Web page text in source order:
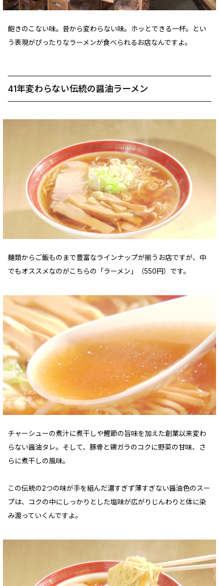
飽きのこない味。昔から変わらない味。ホッとできる一杯。とい
う表現がぴったりなラーメンが食べられるお店なんですよ。
41年変わらない伝統の醤油ラーメン
麺類からご飯ものまで豊富なラインナップが揃うお店ですが、中
でもオススメなのがこちらの「ラーメン」（550円）です。
チャーシューの煮汁に煮干しや鰹節の旨味を加えた創業以来変わ
らない醤油タレ。そして、豚骨と鶏ガラのコクに野菜の甘味、さ
らに煮干しの風味。
この伝統の2つの味が手を組んだ濃すぎず薄すぎない醤油色のスー
プは、コクの中にしっかりとした塩味が広がりじんわりと体に染
み渡っていくんですよ。